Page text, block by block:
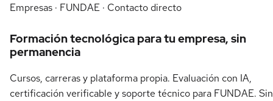
Empresas · FUNDAE · Contacto directo
Formación tecnológica para tu empresa, sin
permanencia
Cursos, carreras y plataforma propia. Evaluación con IA,
certificación verificable y soporte técnico para FUNDAE. Sin